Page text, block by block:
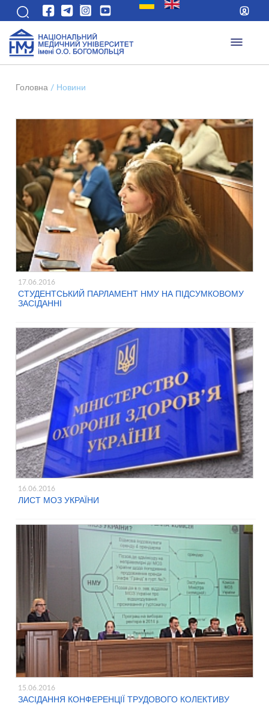
Головна / Новини
17.06.2016
СТУДЕНТСЬКИЙ ПАРЛАМЕНТ НМУ НА ПІДСУМКОВОМУ
ЗАСІДАННІ
16.06.2016
ЛИСТ МОЗ УКРАЇНИ
15.06.2016
ЗАСІДАННЯ КОНФЕРЕНЦІЇ ТРУДОВОГО КОЛЕКТИВУ